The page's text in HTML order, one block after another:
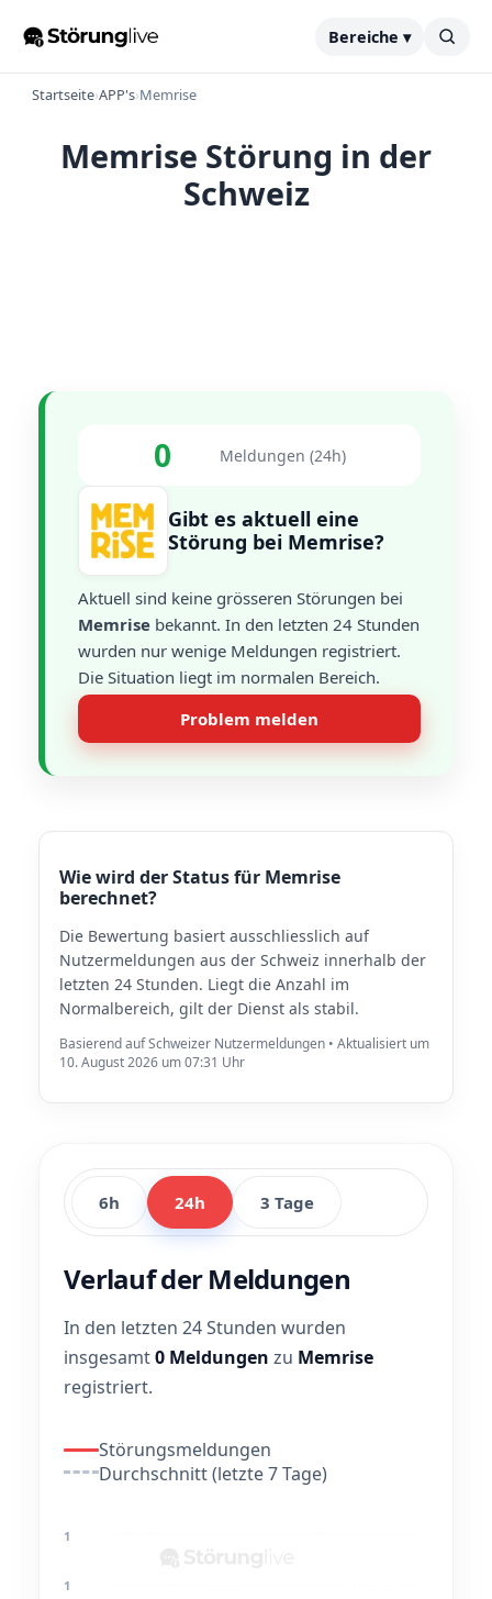
Bereiche ▾
Startseite›APP's›Memrise
Memrise Störung in der
Schweiz
0 Meldungen (24h)
Gibt es aktuell eine
Störung bei Memrise?
Aktuell sind keine grösseren Störungen bei
Memrise bekannt. In den letzten 24 Stunden
wurden nur wenige Meldungen registriert.
Die Situation liegt im normalen Bereich.
Problem melden
Wie wird der Status für Memrise
berechnet?
Die Bewertung basiert ausschliesslich auf
Nutzermeldungen aus der Schweiz innerhalb der
letzten 24 Stunden. Liegt die Anzahl im
Normalbereich, gilt der Dienst als stabil.
Basierend auf Schweizer Nutzermeldungen • Aktualisiert um
10. August 2026 um 07:31 Uhr
6h 24h 3 Tage
Verlauf der Meldungen
In den letzten 24 Stunden wurden
insgesamt0 Meldungen zu Memrise
registriert.
Störungsmeldungen
Durchschnitt (letzte 7 Tage)
1
1